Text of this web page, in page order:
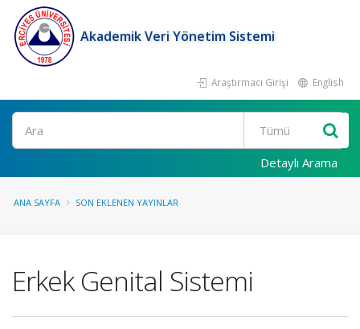
Akademik Veri Yönetim Sistemi
Araştırmacı Girişi English
Ara
Detaylı Arama
ANA SAYFA SON EKLENEN YAYINLAR
Erkek Genital Sistemi